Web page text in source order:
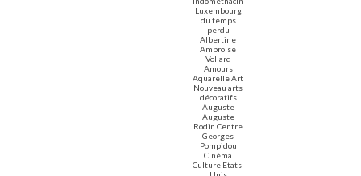
Luxembourg
du temps
perdu
Albertine
Ambroise
Vollard
Amours
Aquarelle Art
Nouveau arts
décoratifs
Auguste
Auguste
Rodin Centre
Georges
Pompidou
Cinéma
Culture Etats-